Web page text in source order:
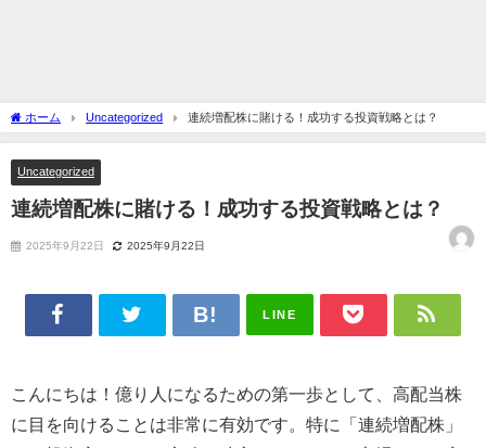
ホーム Uncategorized 連続増配株に賭ける！成功する投資戦略とは？
Uncategorized
連続増配株に賭ける！成功する投資戦略とは？
2025年9月22日 2025年9月22日
LINE
こんにちは！億り人になるための第一歩として、高配当株
に目を向けることは非常に有効です。特に「連続増配株」